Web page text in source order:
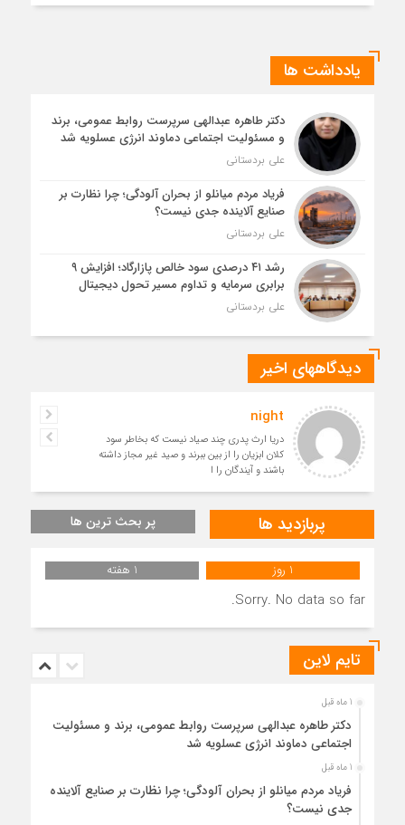
یادداشت ها
دکتر طاهره عبدالهی سرپرست روابط عمومی، برند
و مسئولیت اجتماعی دماوند انرژی عسلویه شد
علی بردستانی
فریاد مردم میانلو از بحران آلودگی؛ چرا نظارت بر
صنایع آلاینده جدی نیست؟
علی بردستانی
رشد ۴۱ درصدی سود خالص پازارگاد؛ افزایش ۹
برابری سرمایه و تداوم مسیر تحول دیجیتال
علی بردستانی
دیدگاههای اخیر
night
دریا ارث پدری چند صیاد نیست که بخاطر سود
کلان ابزیان را از بین ببرند و صید غیر مجاز داشته
باشند و آیندگان را ا
پربازدید ها پر بحث ترین ها
1 روز 1 هفته
Sorry. No data so far.
تایم لاین
1 ماه قبل
دکتر طاهره عبدالهی سرپرست روابط عمومی، برند و مسئولیت
اجتماعی دماوند انرژی عسلویه شد
1 ماه قبل
فریاد مردم میانلو از بحران آلودگی؛ چرا نظارت بر صنایع آلاینده
جدی نیست؟